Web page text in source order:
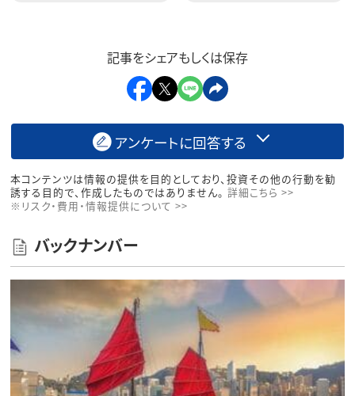
記事をシェアもしくは保存
アンケートに回答する
本コンテンツは情報の提供を目的としており、投資その他の行動を勧
誘する目的で、作成したものではありません。 詳細こちら >>
※リスク・費用・情報提供について >>
バックナンバー